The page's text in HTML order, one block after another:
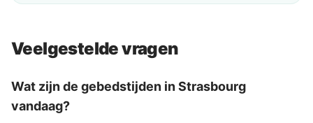
Veelgestelde vragen
Wat zijn de gebedstijden in Strasbourg
vandaag?